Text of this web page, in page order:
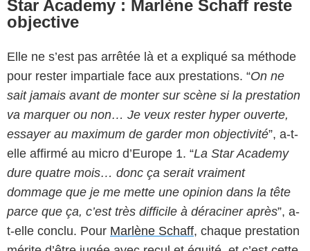
Star Academy : Marlène Schaff reste
objective
Elle ne s’est pas arrêtée là et a expliqué sa méthode
pour rester impartiale face aux prestations. “On ne
sait jamais avant de monter sur scène si la prestation
va marquer ou non… Je veux rester hyper ouverte,
essayer au maximum de garder mon objectivité”, a-t-
elle affirmé au micro d’Europe 1. “La Star Academy
dure quatre mois… donc ça serait vraiment
dommage que je me mette une opinion dans la tête
parce que ça, c’est très difficile à déraciner après”, a-
t-elle conclu. Pour Marlène Schaff, chaque prestation